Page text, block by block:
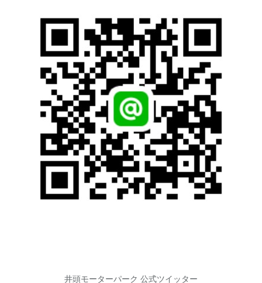
井頭モーターパーク 公式ツイッター